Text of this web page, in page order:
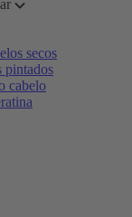
secos
pintados
cabelo